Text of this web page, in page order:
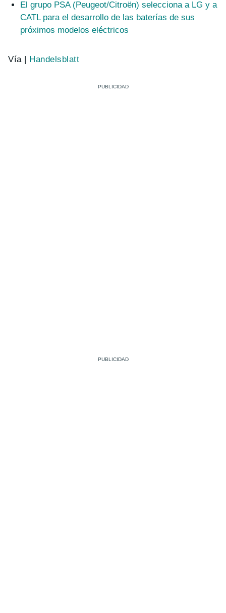
El grupo PSA (Peugeot/Citroën) selecciona a LG y a
CATL para el desarrollo de las baterías de sus
próximos modelos eléctricos
Vía | Handelsblatt